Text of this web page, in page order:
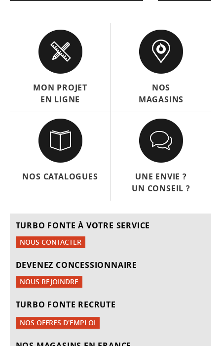
MON PROJET
EN LIGNE
NOS
MAGASINS
NOS CATALOGUES
UNE ENVIE ?
UN CONSEIL ?
TURBO FONTE À VOTRE SERVICE
NOUS CONTACTER
DEVENEZ CONCESSIONNAIRE
NOUS REJOINDRE
TURBO FONTE RECRUTE
NOS OFFRES D'EMPLOI